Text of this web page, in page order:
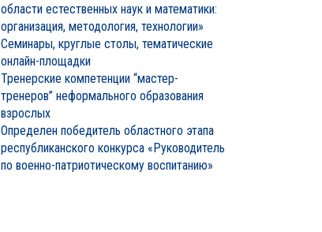
области естественных наук и математики:
организация, методология, технологии»
Семинары, круглые столы, тематические
онлайн-площадки
Тренерские компетенции “мастер-
тренеров” неформального образования
взрослых
Определен победитель областного этапа
республиканского конкурса «Руководитель
по военно-патриотическому воспитанию»